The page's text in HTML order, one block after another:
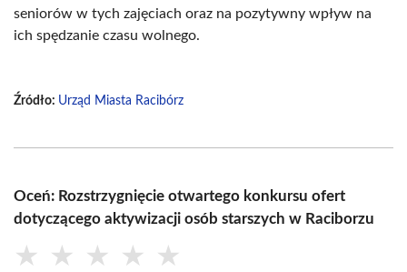
seniorów w tych zajęciach oraz na pozytywny wpływ na
ich spędzanie czasu wolnego.
Źródło: Urząd Miasta Racibórz
Oceń: Rozstrzygnięcie otwartego konkursu ofert
dotyczącego aktywizacji osób starszych w Raciborzu
★ ★ ★ ★ ★